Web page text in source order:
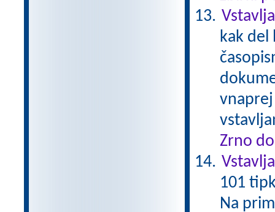
kak del
Zrno
101
Na